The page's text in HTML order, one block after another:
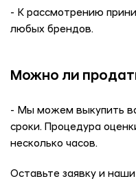
- К рассмотрению
любых брендов.
Можно ли
- Мы можем выкупить
сроки. Процедура
несколько часов.
Оставьте заявку и